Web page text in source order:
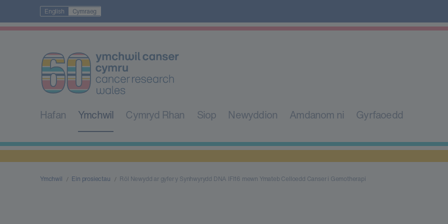
English Cymraeg
Hafan Ymchwil Cymryd Rhan Siop Newyddion Amdanom ni Gyrfaoedd
Ymchwil Ein prosiectau Rôl Newydd ar gyfer y Synhwyrydd DNA IFI16 mewn Ymateb Celloedd Canser i Gemotherapi